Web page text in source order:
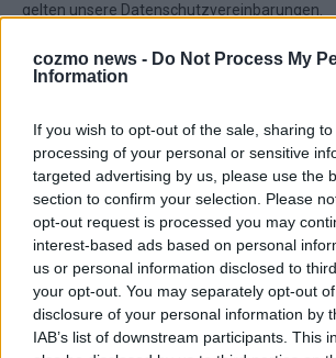
cozmo news - Do Not Process My
Information
If you wish to opt-out of the sale, sharing
processing of your personal or sensitive
targeted advertising by us, please use the
section to confirm your selection. Please
opt-out request is processed you may
interest-based ads based on personal
us or personal information disclosed to
your opt-out. You may separately opt-out
disclosure of your personal information by
IAB’s list of downstream participants. This
gelten unsere Datenschutzvereinbarungen
Vor- und Nachname
E-Mail
Benachrichtige mich über nachfolgende